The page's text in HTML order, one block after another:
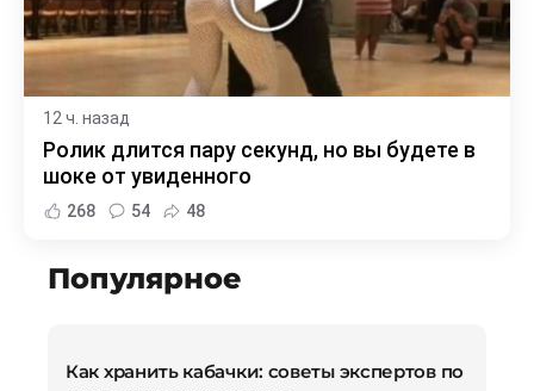
12 ч. назад
Ролик длится пару секунд, но вы будете в
шоке от увиденного
268 54 48
Популярное
Как хранить кабачки: советы экспертов по